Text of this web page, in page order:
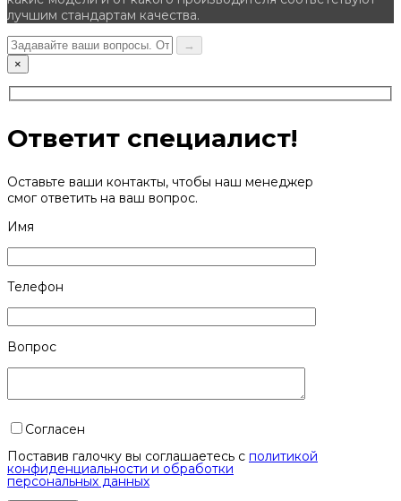
лучшим стандартам качества.
→
×
Ответит специалист!
Оставьте ваши контакты, чтобы наш менеджер
смог ответить на ваш вопрос.
Имя
Телефон
Вопрос
Согласен
Поставив галочку вы соглашаетесь с политикой
конфиденциальности и обработки
персональных данных